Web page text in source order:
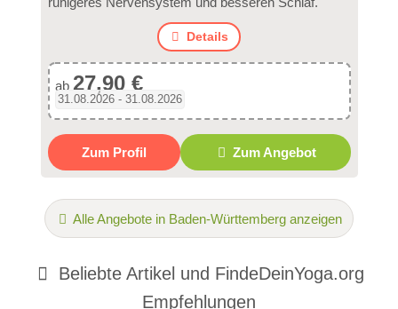
Details
ab 27,90 €
31.08.2026 - 31.08.2026
Zum Profil Zum Angebot
Alle Angebote in Baden-Württemberg anzeigen
Beliebte Artikel und FindeDeinYoga.org
Empfehlungen